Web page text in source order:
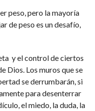
peso, pero la mayoría
de peso es un desafío,
y el control de ciertos
Dios. Los muros que se
se derrumbarán, si
para desenterrar
el miedo, la duda, la